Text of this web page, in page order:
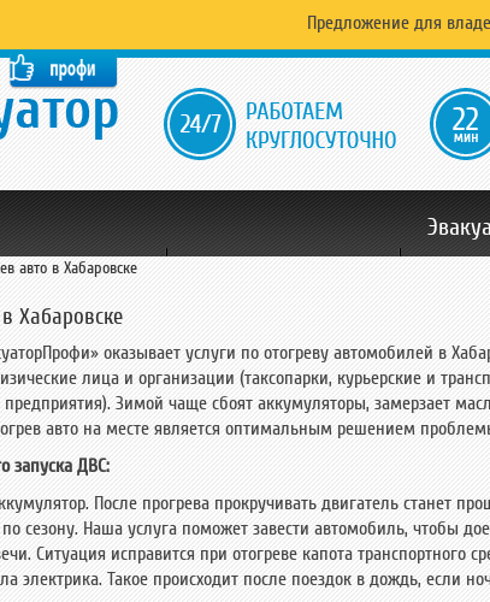
Предложение для
22
Автобусов Грузовой
Внедорожная эвакуация
погрузки
Техпомощь на дороге
Преимущества
О
Автопарк Отзывы
авто в Хабаровске
Хабаровске
оказывает услуги по отогреву автомобилей в
лица и организации (таксопарки, курьерские и
Зимой чаще сбоят аккумуляторы, замерзает
авто на месте является оптимальным решением
запуска ДВС:
После прогрева прокручивать двигатель станет
сезону. Наша услуга поможет завести автомобиль, чтобы
Ситуация исправится при отогреве капота транспортного
электрика. Такое происходит после поездок в дождь, если